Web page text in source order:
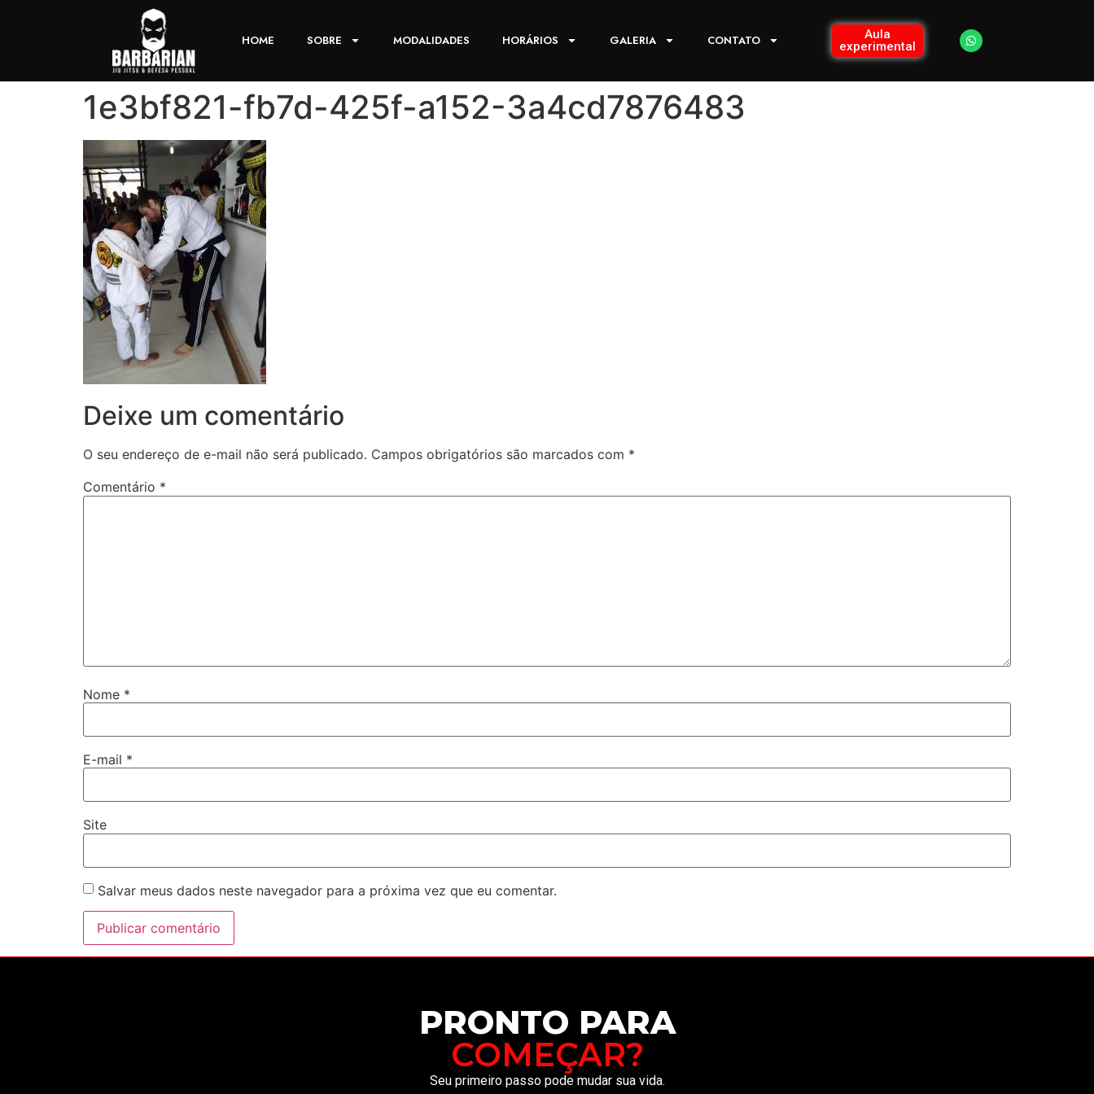
HOME SOBRE MODALIDADES HORÁRIOS GALERIA CONTATO
Aula
experimental
1e3bf821-fb7d-425f-a152-3a4cd7876483
Deixe um comentário
O seu endereço de e-mail não será publicado. Campos obrigatórios são marcados com *
Comentário *
Nome *
E-mail *
Site
Salvar meus dados neste navegador para a próxima vez que eu comentar.
PRONTO PARA
COMEÇAR?
Seu primeiro passo pode mudar sua vida.